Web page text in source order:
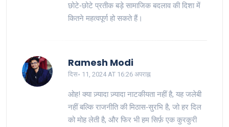
छोटे‑छोटे प्रतीक बड़े सामाजिक बदलाव की दिशा में
कितने महत्वपूर्ण हो सकते हैं।
Ramesh Modi
दिस॰ 11, 2024 AT 16:26 अपराह्न
ओह! क्या ज़्यादा ज़्यादा नाटकीयता नहीं है, यह जलेबी
नहीं बल्कि राजनीति की मिठास‑सुरभि है, जो हर दिल
को मोह लेती है, और फिर भी हम सिर्फ़ एक कुरकुरी